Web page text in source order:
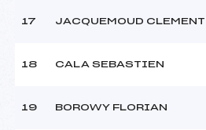
17 JACQUEMOUD CLEMENT
18 CALA SEBASTIEN
19 BOROWY FLORIAN